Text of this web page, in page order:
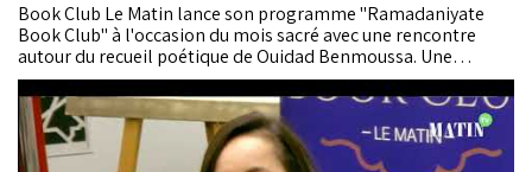
Book Club Le Matin lance son programme "Ramadaniyate
Book Club" à l'occasion du mois sacré avec une rencontre
autour du recueil poétique de Ouidad Benmoussa. Une
invitation à plonger au cœur de l'expérience humaine, à
travers des poèmes qui interrogent la famille, la
transmission et la présence dans nos vies.